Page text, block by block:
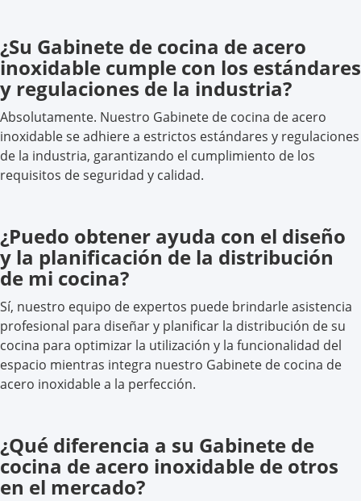
¿Su Gabinete de cocina de acero
inoxidable cumple con los estándares
y regulaciones de la industria?
Absolutamente. Nuestro Gabinete de cocina de acero
inoxidable se adhiere a estrictos estándares y regulaciones
de la industria, garantizando el cumplimiento de los
requisitos de seguridad y calidad.
¿Puedo obtener ayuda con el diseño
y la planificación de la distribución
de mi cocina?
Sí, nuestro equipo de expertos puede brindarle asistencia
profesional para diseñar y planificar la distribución de su
cocina para optimizar la utilización y la funcionalidad del
espacio mientras integra nuestro Gabinete de cocina de
acero inoxidable a la perfección.
¿Qué diferencia a su Gabinete de
cocina de acero inoxidable de otros
en el mercado?